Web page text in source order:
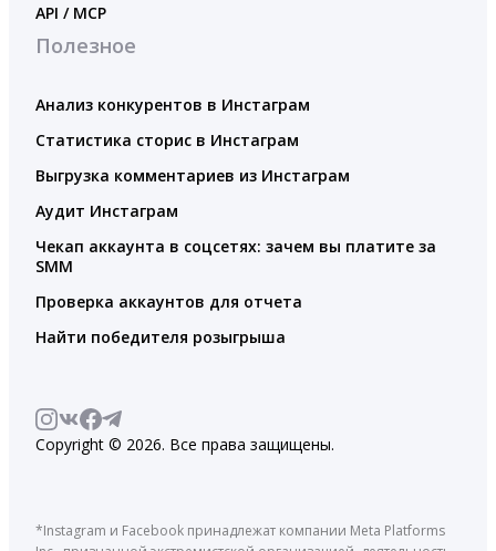
API / MCP
Полезное
Анализ конкурентов в Инстаграм
Статистика сторис в Инстаграм
Выгрузка комментариев из Инстаграм
Аудит Инстаграм
Чекап аккаунта в соцсетях: зачем вы платите за
SMM
Проверка аккаунтов для отчета
Найти победителя розыгрыша
Copyright © 2026. Все права защищены.
*Instagram и Facebook принадлежат компании Meta Platforms